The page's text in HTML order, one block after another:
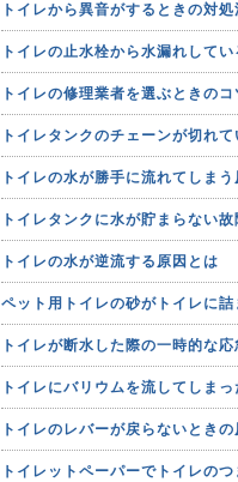
トイレから異音がするときの対処
トイレの止水栓から水漏れして
トイレの修理業者を選ぶときのコ
トイレタンクのチェーンが切れ
トイレの水が勝手に流れてしま
トイレタンクに水が貯まらない
トイレの水が逆流する原因とは
ペット用トイレの砂がトイレに
トイレが断水した際の一時的な応
トイレにバリウムを流してしま
トイレのレバーが戻らないとき
トイレットペーパーでトイレの